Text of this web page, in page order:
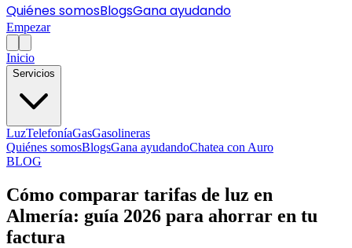
Quiénes somosBlogsGana ayudando
Empezar
Inicio
Servicios
LuzTelefoníaGasGasolineras
Quiénes somosBlogsGana ayudandoChatea con Auro
BLOG
Cómo comparar tarifas de luz en
Almería: guía 2026 para ahorrar en tu
factura